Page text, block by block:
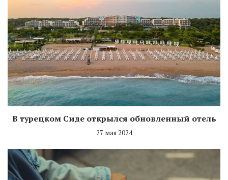
В турецком Сиде открылся обновленный отель
27 мая 2024